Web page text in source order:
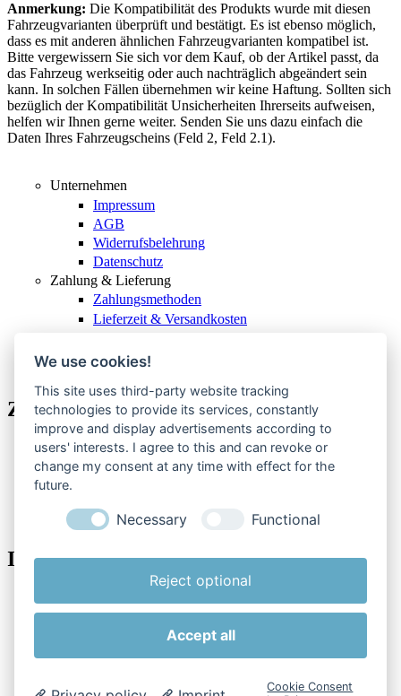
We use cookies!
This site uses third-party website tracking
technologies to provide its services, constantly
improve and display advertisements according to
users' interests. I agree to this and can revoke or
change my consent at any time with effect for the
future.
Necessary Functional
Reject optional
Accept all
Cookie Consent
An­mer­kung: Die Kompatibilität des Produkts wurde mit diesen
Fahrzeugvarianten überprüft und bestätigt. Es ist ebenso möglich,
dass es mit anderen ähnlichen Fahrzeugvarianten kompatibel ist.
Bitte vergewissern Sie sich vor dem Kauf, ob der Artikel passt, da
das Fahrzeug werkseitig oder auch nachträglich abgeändert sein
kann. In solchen Fällen übernehmen wir keine Haftung. Sollten sich
bezüglich der Kompatibilität Unsicherheiten Ihrerseits aufweisen,
helfen wir Ihnen gerne weiter. Senden Sie uns dazu einfach die
Daten Ihres Fahrzeugscheins (Feld 2, Feld 2.1).
Unternehmen
Impressum
AGB
Widerrufsbelehrung
Datenschutz
Zahlung & Lieferung
Zahlungsmethoden
Lieferzeit & Versandkosten
Vertrag widerrufen
Zahlungsmethoden
MasterCard
PayPal
Visa
American Express
In Verbindung bleiben
Like us on Facebook
Follow Us on Instagram
WhatsApp Message